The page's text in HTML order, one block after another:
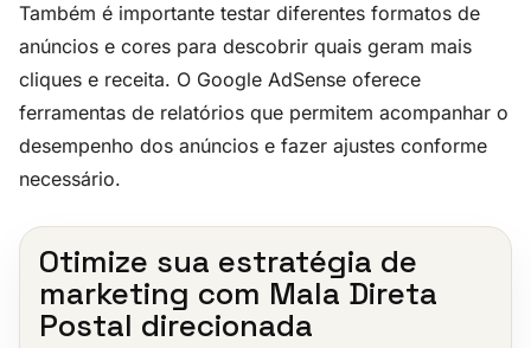
Também é importante testar diferentes formatos de
anúncios e cores para descobrir quais geram mais
cliques e receita. O Google AdSense oferece
ferramentas de relatórios que permitem acompanhar o
desempenho dos anúncios e fazer ajustes conforme
necessário.
Otimize sua estratégia de
marketing com Mala Direta
Postal direcionada